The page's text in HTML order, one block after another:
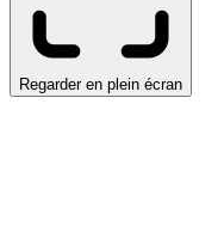
Regarder en plein écran